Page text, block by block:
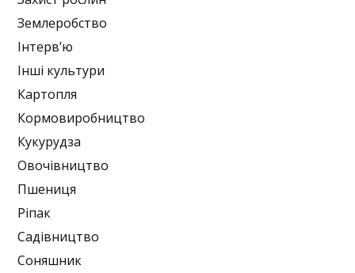
Землеробство
Інтерв’ю
Інші культури
Картопля
Кормовиробництво
Кукурудза
Овочівництво
Пшениця
Ріпак
Садівництво
Соняшник